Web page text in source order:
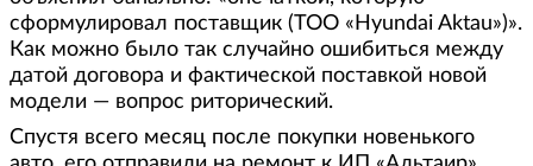
сформулировал поставщик (ТОО «Hyundai Aktau»)».
Как можно было так случайно ошибиться между
датой договора и фактической поставкой новой
модели — вопрос риторический.
Спустя всего месяц после покупки новенького